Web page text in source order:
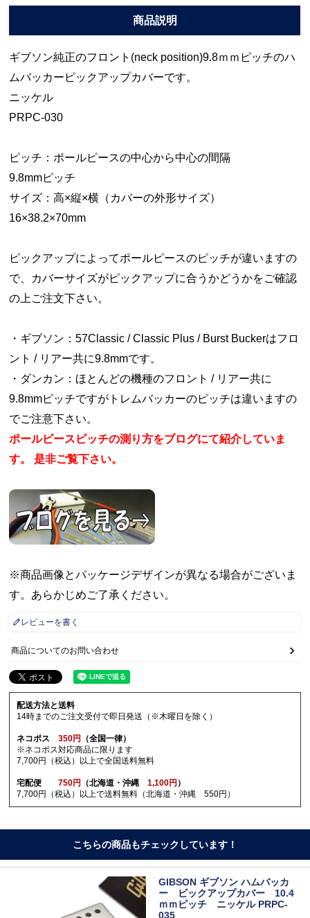
ギブソン純正のフロント(neck position)9.8ｍｍピッチのハ
ムバッカーピックアップカバーです。
ニッケル
PRPC-030
ピッチ：ポールピースの中心から中心の間隔
9.8mmピッチ
サイズ：高×縦×横（カバーの外形サイズ）
16×38.2×70mm
ピックアップによってポールピースのピッチが違いますの
で、カバーサイズがピックアップに合うかどうかをご確認
の上ご注文下さい。
・ギブソン：57Classic / Classic Plus / Burst Buckerはフロ
ント / リアー共に9.8mmです。
・ダンカン：ほとんどの機種のフロント / リアー共に
9.8mmピッチですがトレムバッカーのピッチは違いますの
でご注意下さい。
ポールピースピッチの測り方をブログにて紹介していま
す。 是非ご覧下さい。
※商品画像とパッケージデザインが異なる場合がございま
す。あらかじめご了承ください。
レビューを書く
商品についてのお問い合わせ
配送方法と送料
14時までのご注文受付で即日発送（※木曜日を除く）
ネコポス350円
（全国一律）
※ネコポス対応商品に限ります
7,700円（税込）以上で全国送料無料
宅配便750円 （北海道・沖縄1,100円 ）
7,700円（税込）以上で送料無料（北海道・沖縄 550円）
こちらの商品もチェックしています！
GIBSON ギブソン ハムバッカ
ー ピックアップカバー 10.4
ｍｍピッチ ニッケル PRPC-
035